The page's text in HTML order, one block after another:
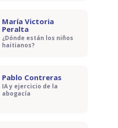
María Victoria
Peralta
¿Dónde están los niños
haitianos?
Pablo Contreras
IA y ejercicio de la
abogacía